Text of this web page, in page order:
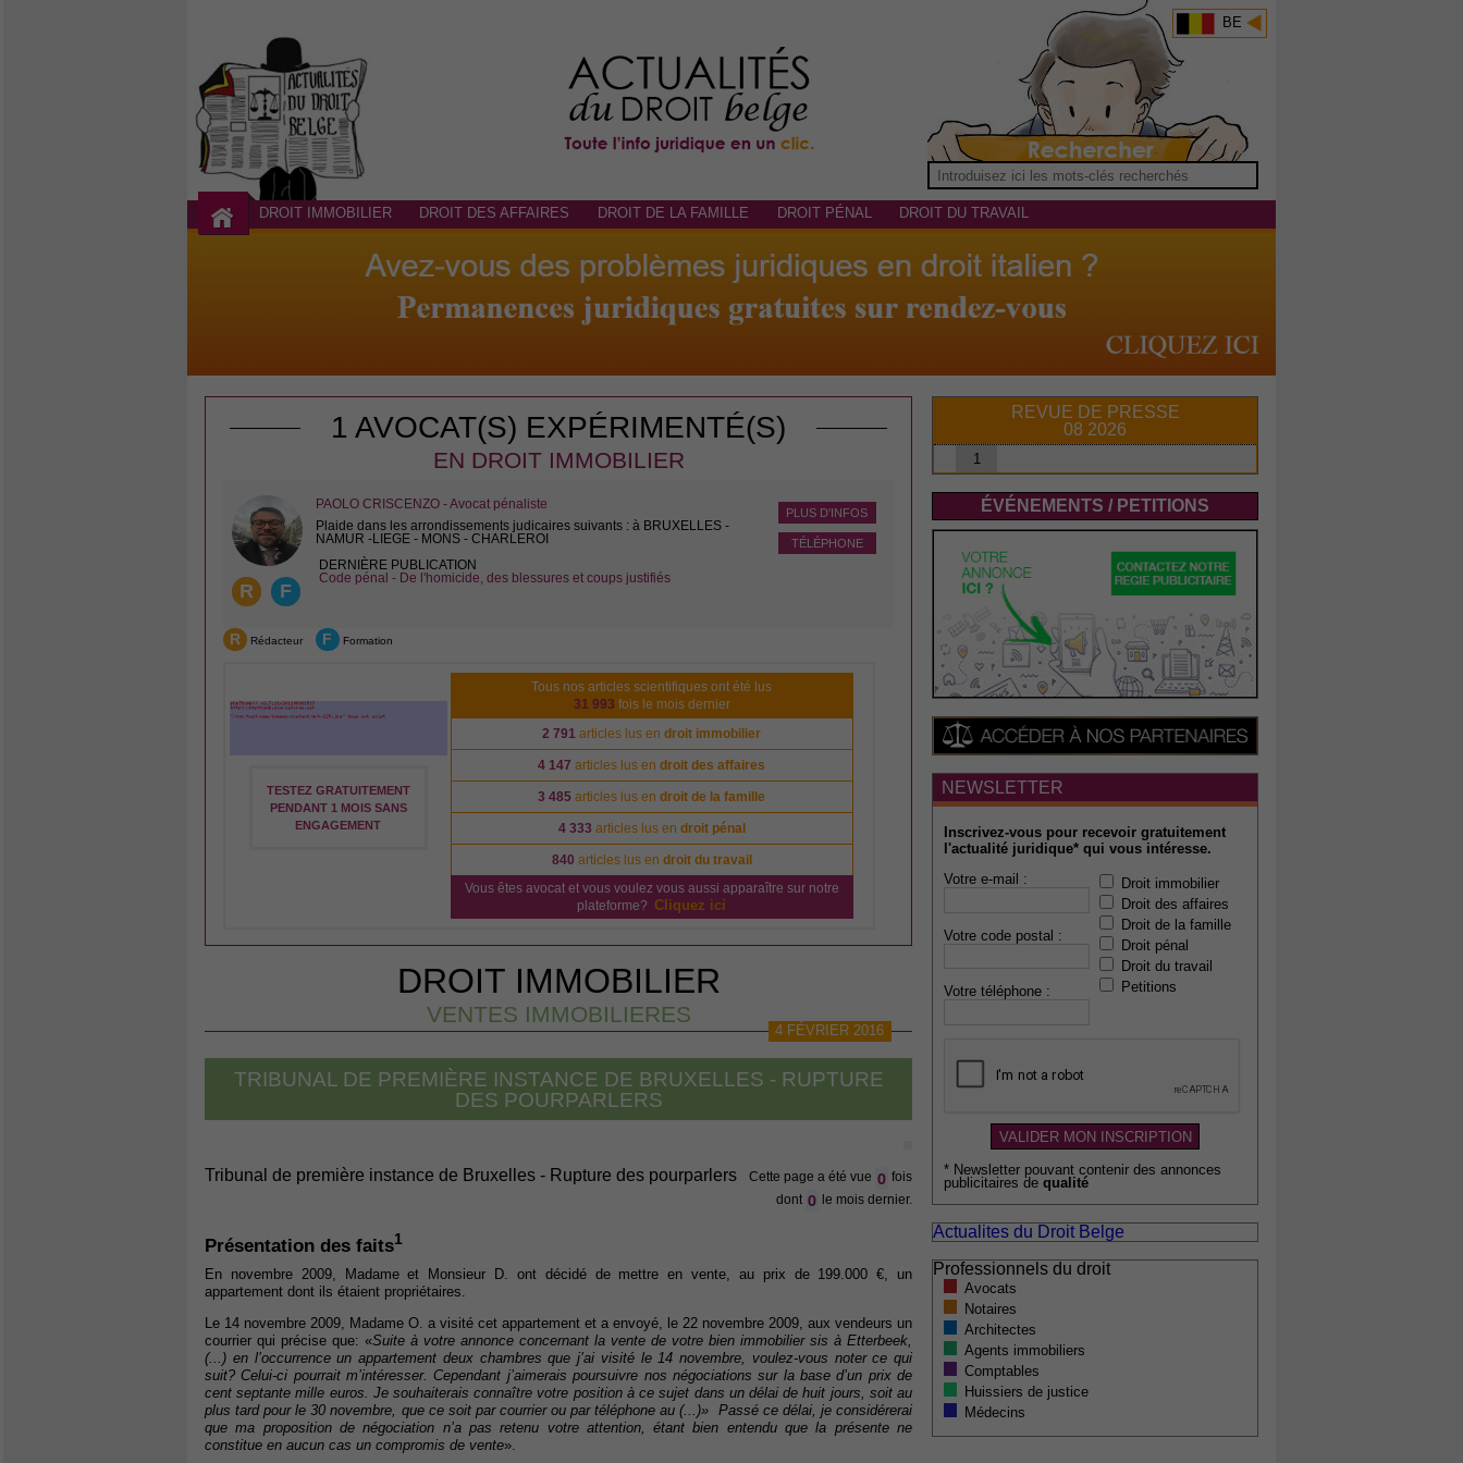
BE
DROIT IMMOBILIER DROIT DES AFFAIRES DROIT DE LA FAMILLE DROIT PÉNAL DROIT DU TRAVAIL
1 AVOCAT(S) EXPÉRIMENTÉ(S)
EN DROIT IMMOBILIER
R F
PLUS D'INFOS
TÉLÉPHONE
PAOLO CRISCENZO - Avocat pénaliste
Plaide dans les arrondissements judicaires suivants : à BRUXELLES -
NAMUR -LIEGE - MONS - CHARLEROI
DERNIÈRE PUBLICATION
Code pénal - De l'homicide, des blessures et coups justifiés
R Rédacteur F Formation
TESTEZ GRATUITEMENT
PENDANT 1 MOIS SANS
ENGAGEMENT
Tous nos articles scientifiques ont été lus
31 993 fois le mois dernier
2 791 articles lus endroit immobilier
4 147 articles lus endroit des affaires
3 485 articles lus endroit de la famille
4 333 articles lus en droit pénal
840 articles lus en droit du travail
Vous êtes avocat et vous voulez vous aussi apparaître sur notre
plateforme? Cliquez ici
DROIT IMMOBILIER
VENTES IMMOBILIERES
4 FÉVRIER 2016
TRIBUNAL DE PREMIÈRE INSTANCE DE BRUXELLES - RUPTURE
DES POURPARLERS
Tribunal de première instance de Bruxelles - Rupture des pourparlers Cette page a été vue 0 fois
dont 0 le mois dernier.
Présentation des faits1
En novembre 2009, Madame et Monsieur D. ont décidé de mettre en vente, au prix de 199.000 €, un
appartement dont ils étaient propriétaires.
Le 14 novembre 2009, Madame O. a visité cet appartement et a envoyé, le 22 novembre 2009, aux vendeurs un
courrier qui précise que: «Suite à votre annonce concernant la vente de votre bien immobilier sis à Etterbeek,
(...) en l’occurrence un appartement deux chambres que j’ai visité le 14 novembre, voulez-vous noter ce qui
suit? Celui-ci pourrait m’intéresser. Cependant j’aimerais poursuivre nos négociations sur la base d’un prix de
cent septante mille euros. Je souhaiterais connaître votre position à ce sujet dans un délai de huit jours, soit au
plus tard pour le 30 novembre, que ce soit par courrier ou par téléphone au (...)» Passé ce délai, je considérerai
que ma proposition de négociation n’a pas retenu votre attention, étant bien entendu que la présente ne
constitue en aucun cas un compromis de vente».
REVUE DE PRESSE
08 2026
1
ÉVÉNEMENTS / PETITIONS
NEWSLETTER
Inscrivez-vous pour recevoir gratuitement
l'actualité juridique* qui vous intéresse.
Votre e-mail :
Votre code postal :
Votre téléphone :
Droit immobilier
Droit des affaires
Droit de la famille
Droit pénal
Droit du travail
Petitions
* Newsletter pouvant contenir des annonces
publicitaires de qualité
Actualites du Droit Belge
Professionnels du droit
Avocats
Notaires
Architectes
Agents immobiliers
Comptables
Huissiers de justice
Médecins